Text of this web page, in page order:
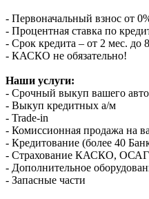
- Первоначальный взнос от
- Процентная ставка по
- Срок кредита – от 2 мес. до
- КАСКО не обязательно!
Наши услуги:
- Срочный выкуп вашего
- Выкуп кредитных а/м
- Trade-in
- Комиссионная продажа на
- Кредитование (более 40
- Страхование КАСКО,
- Дополнительное
- Запасные части